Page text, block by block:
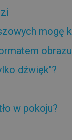
mogę
dźwięk"?
w pokoju?